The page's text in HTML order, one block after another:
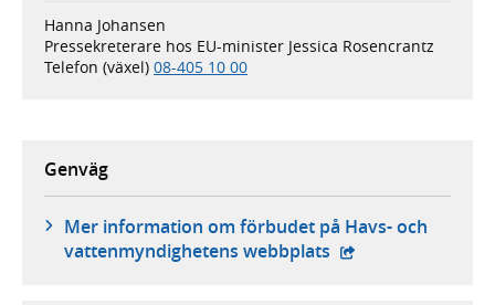
Hanna Johansen
Pressekreterare hos EU-minister Jessica Rosencrantz
Telefon (växel) 08-405 10 00
Genväg
Mer information om förbudet på Havs- och
vattenmyndighetens webbplats - extern